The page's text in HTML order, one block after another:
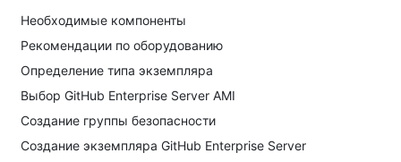
Необходимые компоненты
Рекомендации по оборудованию
Определение типа экземпляра
Выбор GitHub Enterprise Server AMI
Создание группы безопасности
Создание экземпляра GitHub Enterprise Server